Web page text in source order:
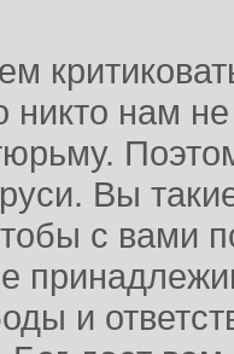
никто нам
Вы
с вами
и